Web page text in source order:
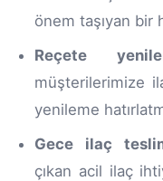
önem taşıyan bir
Reçete
müşterilerimize
yenileme
Gece ilaç
çıkan acil ilaç